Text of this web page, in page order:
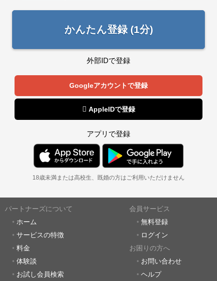
かんたん登録 (1分)
外部IDで登録
Googleアカウントで登録
 AppleIDで登録
アプリで登録
18歳未満または高校生、既婚の方はご利用いただけません
パートナーズについて
ホーム
サービスの特徴
料金
体験談
お試し会員検索
会員サービス
無料登録
ログイン
お困りの方へ
お問い合わせ
ヘルプ